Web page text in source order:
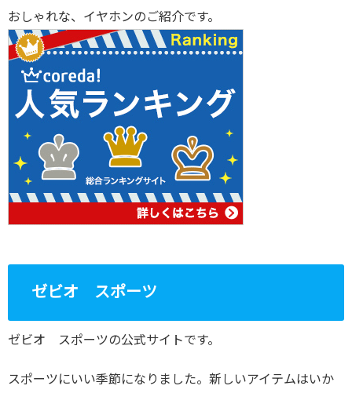
おしゃれな、イヤホンのご紹介です。
ゼビオ スポーツ
ゼビオ スポーツの公式サイトです。
スポーツにいい季節になりました。新しいアイテムはいか